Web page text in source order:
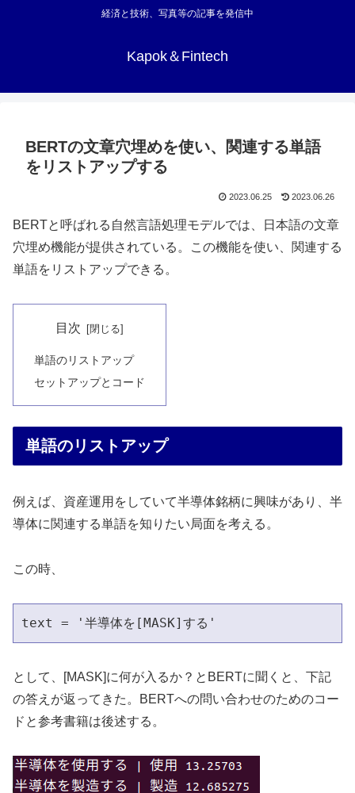
経済と技術、写真等の記事を発信中
Kapok＆Fintech
BERTの文章穴埋めを使い、関連する単語
をリストアップする
2023.06.25 2023.06.26
BERTと呼ばれる自然言語処理モデルでは、日本語の文章
穴埋め機能が提供されている。この機能を使い、関連する
単語をリストアップできる。
目次
単語のリストアップ
セットアップとコード
単語のリストアップ
例えば、資産運用をしていて半導体銘柄に興味があり、半
導体に関連する単語を知りたい局面を考える。
この時、
text = '半導体を[MASK]する'
として、[MASK]に何が入るか？とBERTに聞くと、下記
の答えが返ってきた。BERTへの問い合わせのためのコー
ドと参考書籍は後述する。